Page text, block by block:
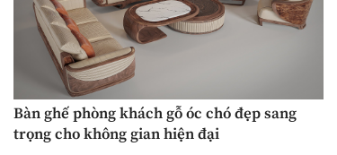
Bàn ghế phòng khách gỗ óc chó đẹp sang
trọng cho không gian hiện đại